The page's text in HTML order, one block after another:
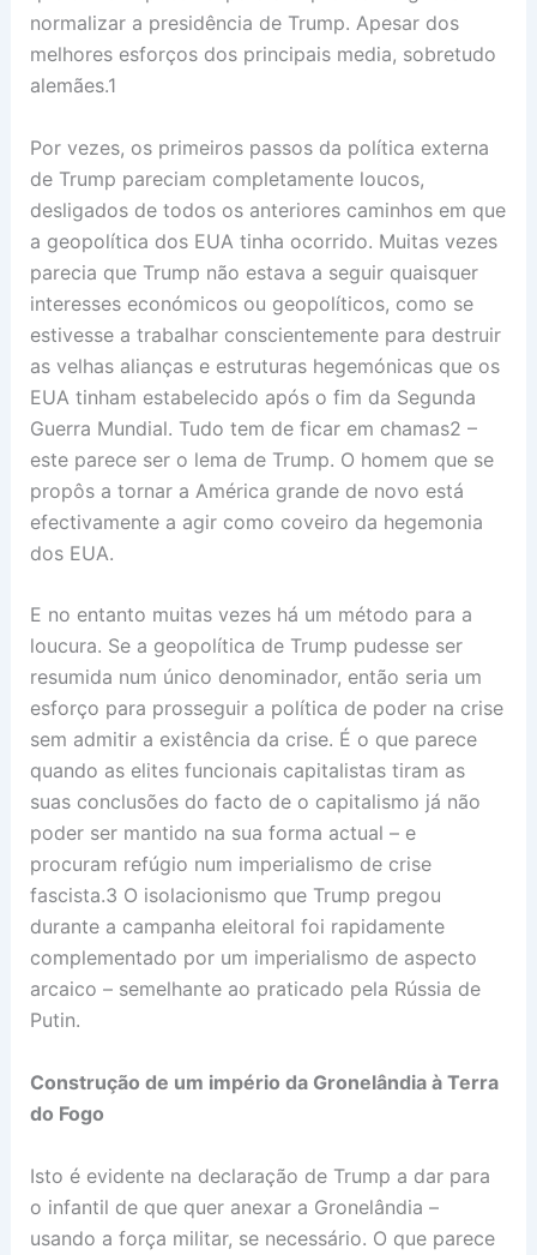
normalizar a presidência de Trump. Apesar dos
melhores esforços dos principais media, sobretudo
alemães.1
Por vezes, os primeiros passos da política externa
de Trump pareciam completamente loucos,
desligados de todos os anteriores caminhos em que
a geopolítica dos EUA tinha ocorrido. Muitas vezes
parecia que Trump não estava a seguir quaisquer
interesses económicos ou geopolíticos, como se
estivesse a trabalhar conscientemente para destruir
as velhas alianças e estruturas hegemónicas que os
EUA tinham estabelecido após o fim da Segunda
Guerra Mundial. Tudo tem de ficar em chamas2 –
este parece ser o lema de Trump. O homem que se
propôs a tornar a América grande de novo está
efectivamente a agir como coveiro da hegemonia
dos EUA.
E no entanto muitas vezes há um método para a
loucura. Se a geopolítica de Trump pudesse ser
resumida num único denominador, então seria um
esforço para prosseguir a política de poder na crise
sem admitir a existência da crise. É o que parece
quando as elites funcionais capitalistas tiram as
suas conclusões do facto de o capitalismo já não
poder ser mantido na sua forma actual – e
procuram refúgio num imperialismo de crise
fascista.3 O isolacionismo que Trump pregou
durante a campanha eleitoral foi rapidamente
complementado por um imperialismo de aspecto
arcaico – semelhante ao praticado pela Rússia de
Putin.
Construção de um império da Gronelândia à Terra
do Fogo
Isto é evidente na declaração de Trump a dar para
o infantil de que quer anexar a Gronelândia –
usando a força militar, se necessário. O que parece